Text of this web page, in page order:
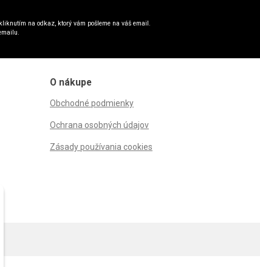
na odkaz, ktorý vám pošleme na váš email.
O nákupe
Obchodné podmienky
Ochrana osobných údajov
Zásady používania cookies